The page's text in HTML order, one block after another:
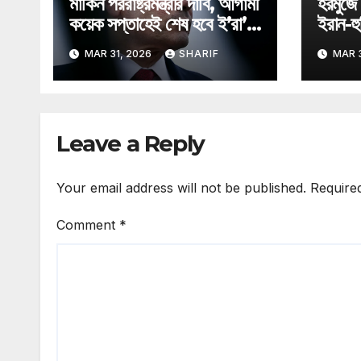
কয়েক সপ্তাহেই শেষ হবে ই’রা’ন
যু*দ্ধMAR 31, 2026 SHARIF
ইরান-
MAR
Leave a Reply
Your email address will not be published.
Comment *